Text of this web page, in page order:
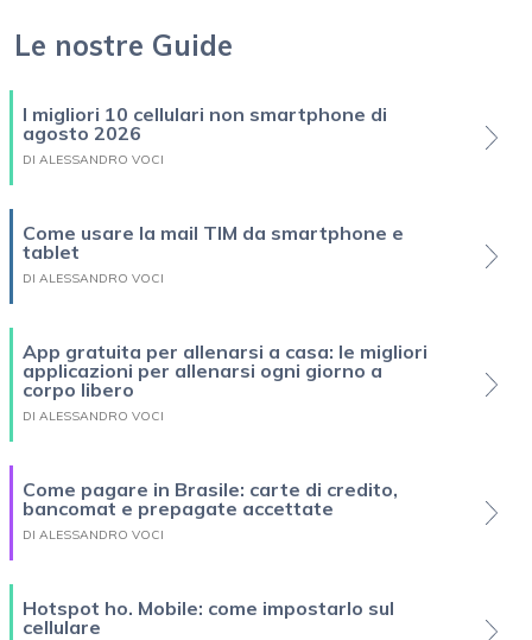
Le nostre Guide
I migliori 10 cellulari non smartphone di
agosto 2026
DI ALESSANDRO VOCI
Come usare la mail TIM da smartphone e
tablet
DI ALESSANDRO VOCI
App gratuita per allenarsi a casa: le migliori
applicazioni per allenarsi ogni giorno a
corpo libero
DI ALESSANDRO VOCI
Come pagare in Brasile: carte di credito,
bancomat e prepagate accettate
DI ALESSANDRO VOCI
Hotspot ho. Mobile: come impostarlo sul
cellulare